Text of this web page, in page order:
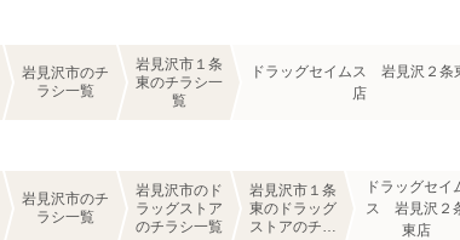
岩見沢市のチ
ラシ一覧
岩見沢市１条
東のチラシ一
覧
ドラッグセイムス 岩見沢２条
店
岩見沢市のチ
ラシ一覧
岩見沢市のド
ラッグストア
のチラシ一覧
岩見沢市１条
東のドラッグ
ストアのチラ
ドラッグセイ
ス 岩見沢２
東店